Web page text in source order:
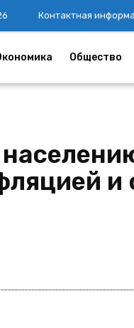
Контактная
Общество
и